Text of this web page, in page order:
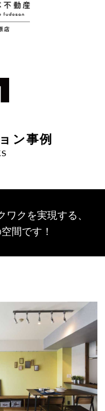
ン事例
ワクを実現する、
間です！